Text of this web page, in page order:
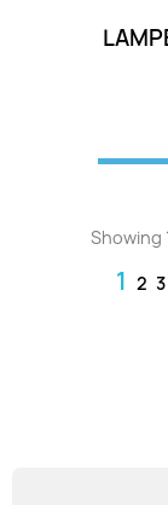
Showing
1 2 3